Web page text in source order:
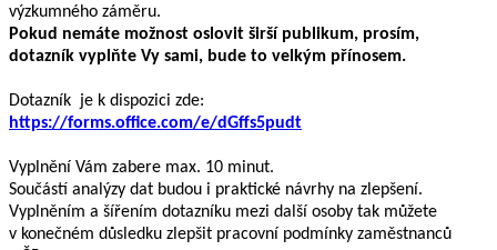
výzkumného záměru.
Pokud nemáte možnost oslovit širší publikum, prosím,
dotazník vyplňte Vy sami, bude to velkým přínosem.
Dotazník je k dispozici zde:
https://forms.office.com/e/dGffs5pudt
Vyplnění Vám zabere max. 10 minut.
Součástí analýzy dat budou i praktické návrhy na zlepšení.
Vyplněním a šířením dotazníku mezi další osoby tak můžete
v konečném důsledku zlepšit pracovní podmínky zaměstnanců